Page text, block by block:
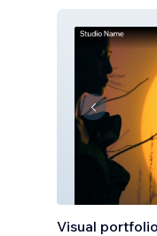
Visual portfolio